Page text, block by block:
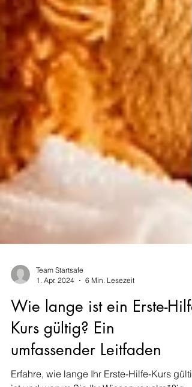
Team Startsafe
1. Apr. 2024
6 Min. Lesezeit
Wie lange ist ein Erste-Hilfe-
Kurs gültig? Ein